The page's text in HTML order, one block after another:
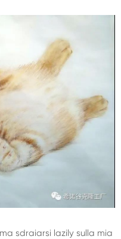
sdraiarsi lazily sulla mia